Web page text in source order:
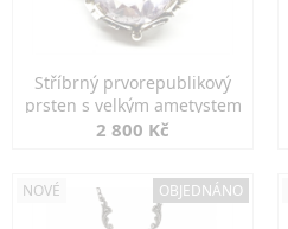
Stříbrný prvorepublikový
prsten s velkým ametystem
2 800 Kč
NOVÉ OBJEDNÁNO